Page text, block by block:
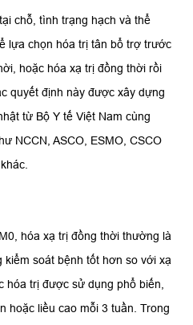
chỗ, tình trạng hạch và thể
lựa chọn hóa trị tân bổ trợ trước
hoặc hóa xạ trị đồng thời rồi
quyết định này được xây dựng
từ Bộ Y tế Việt Nam cùng
NCCN, ASCO, ESMO, CSCO
hóa xạ trị đồng thời thường là
soát bệnh tốt hơn so với xạ
hóa trị được sử dụng phổ biến,
hoặc liều cao mỗi 3 tuần. Trong